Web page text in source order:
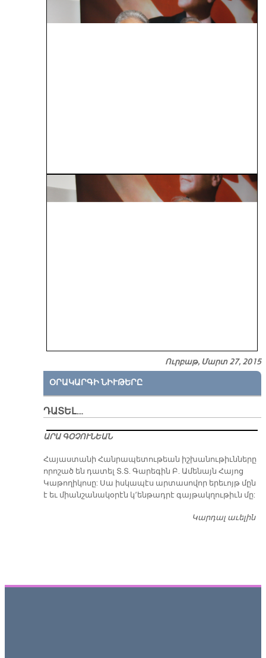
Ուրբաթ, Մարտ 27, 2015
ՕՐԱԿԱՐԳԻ ՆԻՒԹԵՐԸ
ԴԱՏԵԼ…
ԱՐԱ ԳՕՉՈՒՆԵԱՆ
​Հայաստանի Հանրապետութեան իշխանութիւնները
որոշած են դատել Տ.Տ. Գարեգին Բ. Ամենայն Հայոց
Կաթողիկոսը: Սա իսկապէս արտասովոր երեւոյթ մըն
է եւ միանշանակօրէն կ՚ենթադրէ գայթակղութիւն մը:
Կարդալ աւելին